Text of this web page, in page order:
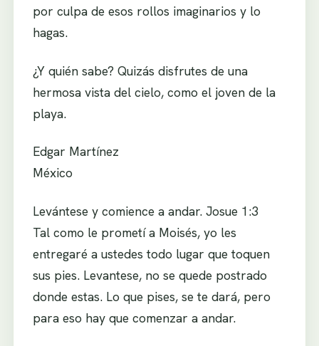
por culpa de esos rollos imaginarios y lo
hagas.
¿Y quién sabe? Quizás disfrutes de una
hermosa vista del cielo, como el joven de la
playa.
Edgar Martínez
México
Levántese y comience a andar. Josue 1:3
Tal como le prometí a Moisés, yo les
entregaré a ustedes todo lugar que toquen
sus pies. Levantese, no se quede postrado
donde estas. Lo que pises, se te dará, pero
para eso hay que comenzar a andar.